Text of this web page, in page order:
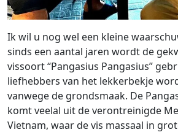
Ik wil u nog wel een kleine
sinds een aantal jaren wordt de
vissoort “Pangasius Pangasius”
liefhebbers van het lekkerbekje
vanwege de grondsmaak. De
komt veelal uit de verontreinigde
Vietnam, waar de vis massaal in